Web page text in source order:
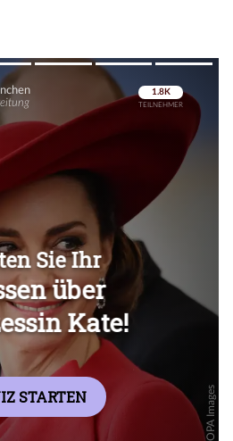
Überspringen
Überspringen